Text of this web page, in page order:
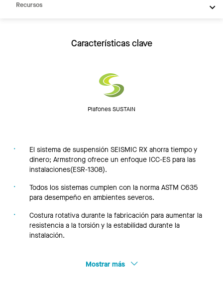
Recursos
Características clave
Plafones SUSTAIN
El sistema de suspensión SEISMIC RX ahorra tiempo y
dinero; Armstrong ofrece un enfoque ICC-ES para las
instalaciones(ESR-1308).
Todos los sistemas cumplen con la norma ASTM C635
para desempeño en ambientes severos.
Costura rotativa durante la fabricación para aumentar la
resistencia a la torsión y la estabilidad durante la
instalación.
Mostrar más